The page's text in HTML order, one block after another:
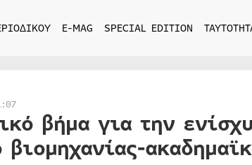
E-MAG SPECIAL EDITION
βήμα για την